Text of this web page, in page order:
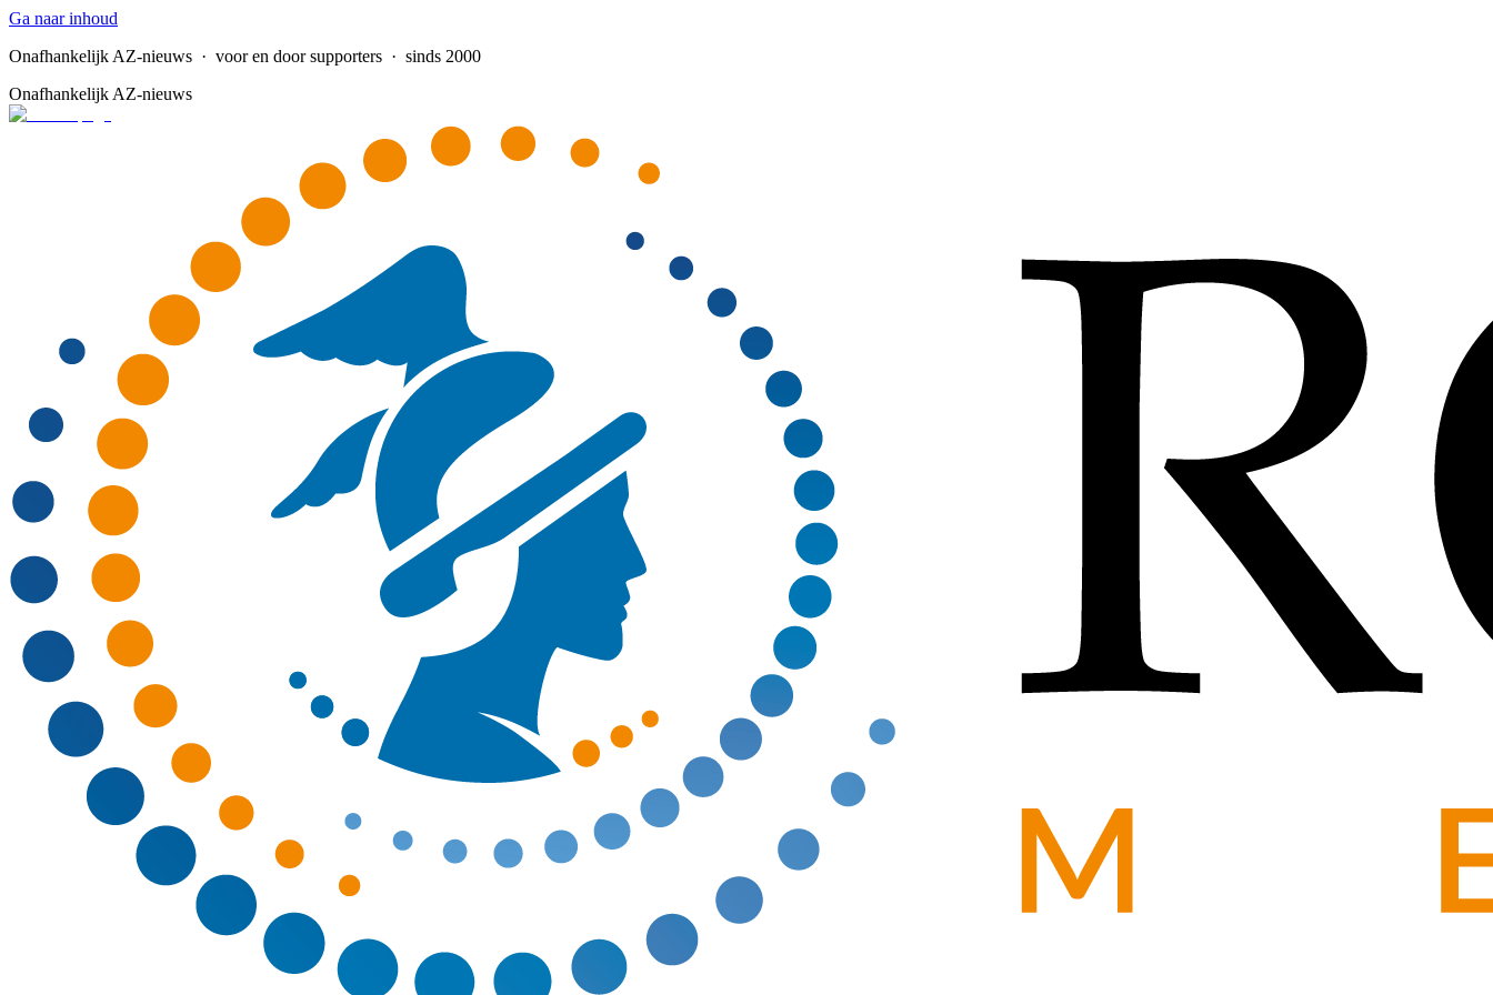
Ga naar inhoud
Onafhankelijk AZ-nieuws · voor en door supporters · sinds 2000
Onafhankelijk AZ-nieuws